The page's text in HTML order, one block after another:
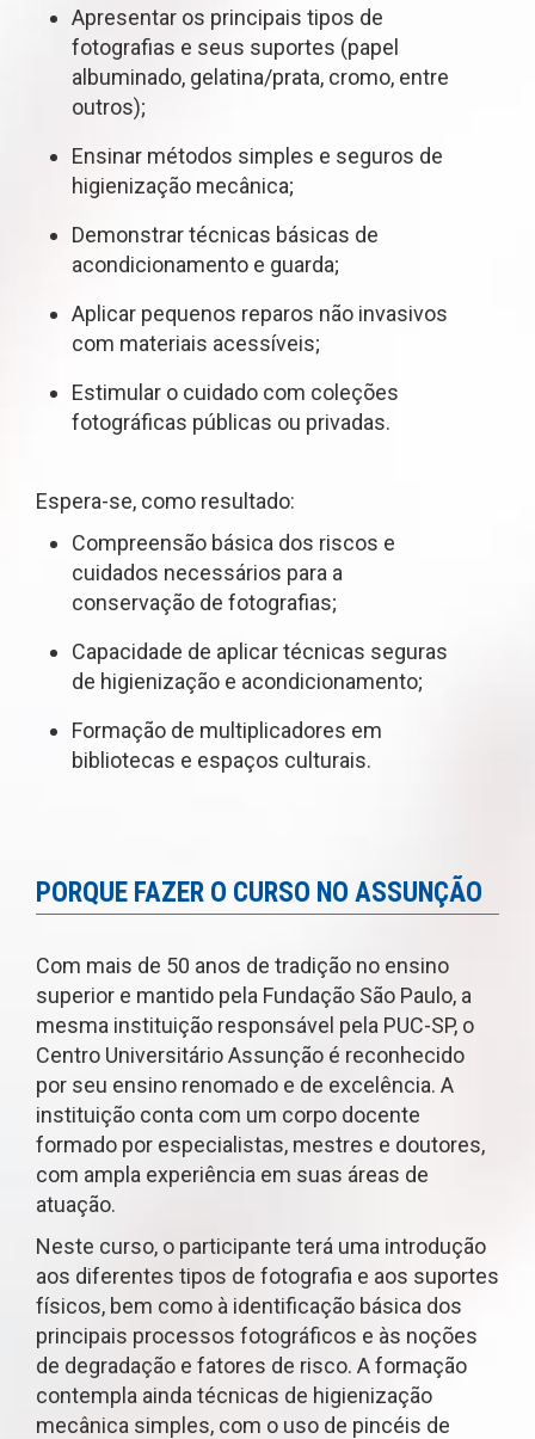
Apresentar os principais tipos de
fotografias e seus suportes (papel
albuminado, gelatina/prata, cromo, entre
outros);
Ensinar métodos simples e seguros de
higienização mecânica;
Demonstrar técnicas básicas de
acondicionamento e guarda;
Aplicar pequenos reparos não invasivos
com materiais acessíveis;
Estimular o cuidado com coleções
fotográficas públicas ou privadas.
Espera-se, como resultado:
Compreensão básica dos riscos e
cuidados necessários para a
conservação de fotografias;
Capacidade de aplicar técnicas seguras
de higienização e acondicionamento;
Formação de multiplicadores em
bibliotecas e espaços culturais.
PORQUE FAZER O CURSO NO ASSUNÇÃO
Com mais de 50 anos de tradição no ensino
superior e mantido pela Fundação São Paulo, a
mesma instituição responsável pela PUC-SP, o
Centro Universitário Assunção é reconhecido
por seu ensino renomado e de excelência. A
instituição conta com um corpo docente
formado por especialistas, mestres e doutores,
com ampla experiência em suas áreas de
atuação.
Neste curso, o participante terá uma introdução
aos diferentes tipos de fotografia e aos suportes
físicos, bem como à identificação básica dos
principais processos fotográficos e às noções
de degradação e fatores de risco. A formação
contempla ainda técnicas de higienização
mecânica simples, com o uso de pincéis de